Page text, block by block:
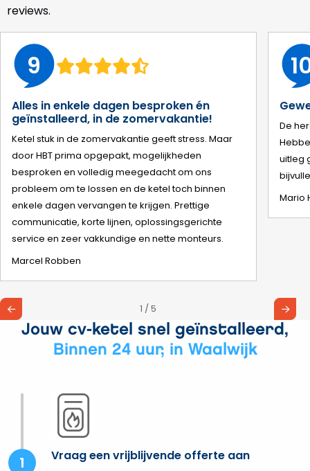
reviews.
9
Alles in enkele dagen besproken én
geïnstalleerd, in de zomervakantie!
Ketel stuk in de zomervakantie geeft stress. Maar
door HBT prima opgepakt, mogelijkheden
besproken en volledig meegedacht om ons
probleem om te lossen en de ketel toch binnen
enkele dagen vervangen te krijgen. Prettige
communicatie, korte lijnen, oplossingsgerichte
service en zeer vakkundige en nette monteurs.
Marcel Robben
De
uitleg
Mario
1 / 5
Jouw cv-ketel snel geïnstalleerd,
Binnen 24 uur, in Waalwijk
Vraag een vrijblijvende offerte aan